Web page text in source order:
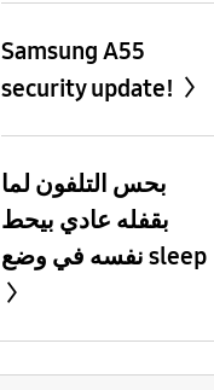
Samsung A55
security update!
بحس التلفون لما
بقفله عادي بيحط
نفسه في وضع sleep